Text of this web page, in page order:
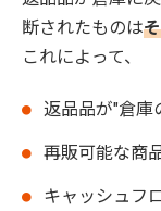
断されたものは
これによって、
返品品が"倉庫
再販可能な商
キャッシュフ